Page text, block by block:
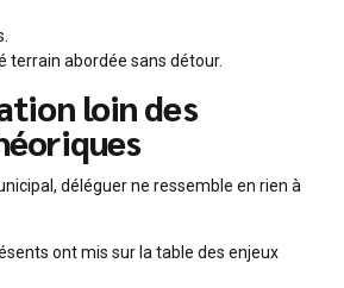
terrain abordée sans détour.
loin des
déléguer ne ressemble en rien à
ont mis sur la table des enjeux